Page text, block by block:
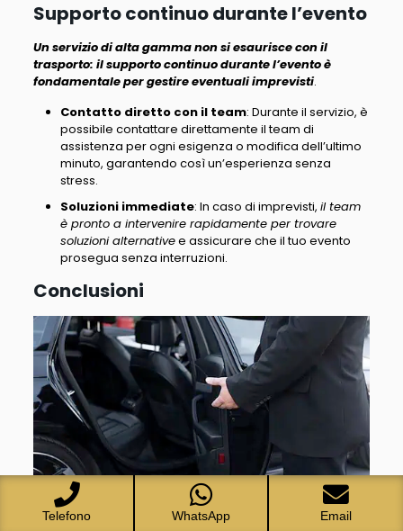
Supporto continuo durante l’evento
Un servizio di alta gamma non si esaurisce con il
trasporto: il supporto continuo durante l’evento è
fondamentale per gestire eventuali imprevisti.
Contatto diretto con il team: Durante il servizio, è
possibile contattare direttamente il team di
assistenza per ogni esigenza o modifica dell’ultimo
minuto, garantendo così un’esperienza senza
stress.
Soluzioni immediate: In caso di imprevisti, il team
è pronto a intervenire rapidamente per trovare
soluzioni alternativee assicurare che il tuo evento
prosegua senza interruzioni.
Conclusioni
Telefono WhatsApp Email